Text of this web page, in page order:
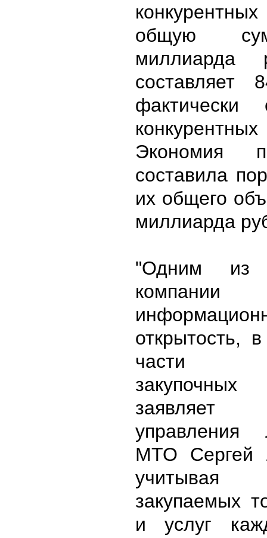
общую
миллиарда
составляет
фактически
Экономия
составила
их общего
миллиарда
"Одним из
компании
открытость,
части
заявляет
управления
МТО Сергей
закупаемых
и услуг